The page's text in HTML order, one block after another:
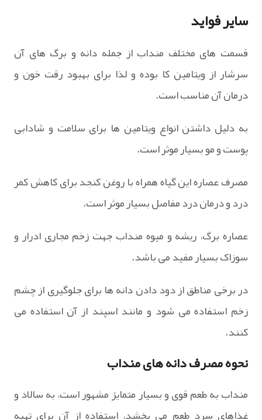
سایر فواید
قسمت های مختلف منداب از جمله دانه و برگ های آن
سرشار از ویتامین کا بوده و لذا برای بهبود رقت خون و
درمان آن مناسب است.
به دلیل داشتن انواع ویتامین ها برای سلامت و شادابی
پوست و مو بسیار موثر است.
مصرف عصاره این گیاه همراه با روغن کنجد برای کاهش کمر
درد و درمان درد مفاصل بسیار موثر است.
عصاره برگ، ریشه و میوه منداب جهت زخم مجارى ادرار و
سوزاک بسیار مفید می باشد.
در برخی مناطق از دود دادن دانه ها برای جلوگیری از چشم
زخم استفاده می شود و مانند اسپند از آن استفاده می
کنند.
نحوه مصرف دانه های منداب
منداب به طعم قوی و بسیار متمایز مشهور است، به سالاد و
غذاهای سرد طعم می بخشد، استفاده از آن برای تهیه